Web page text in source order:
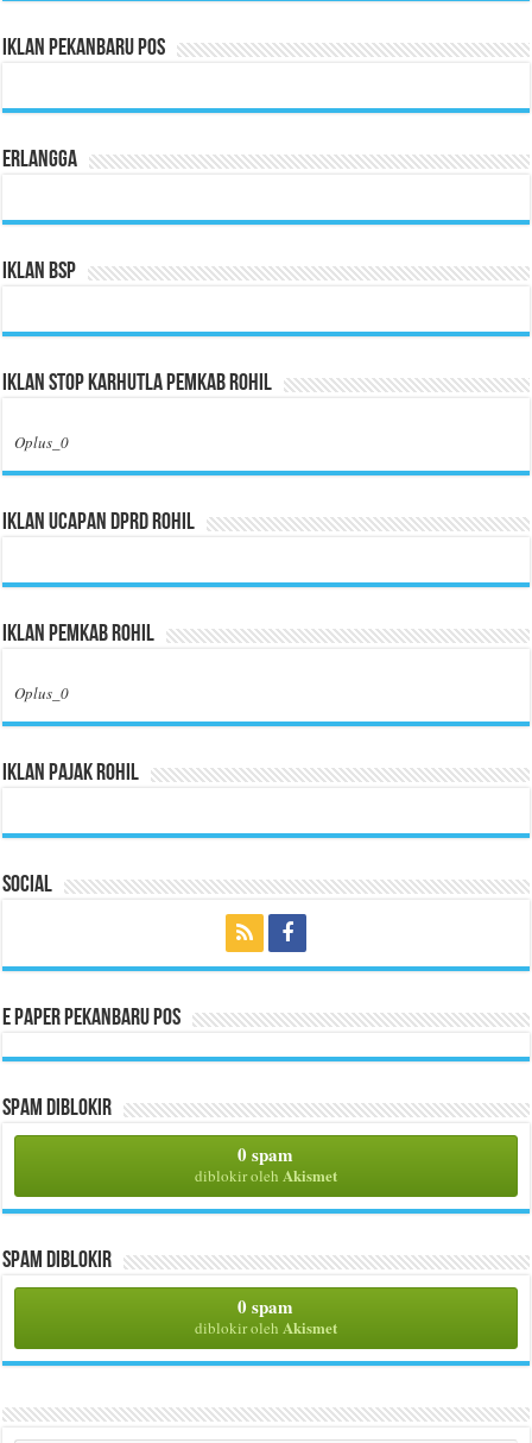
Iklan Pekanbaru Pos
Erlangga
Iklan BSP
Iklan Stop Karhutla Pemkab Rohil
Oplus_0
Iklan Ucapan DPRD Rohil
Iklan Pemkab Rohil
Oplus_0
Iklan Pajak Rohil
Social
E Paper Pekanbaru Pos
Spam Diblokir
0 spam
diblokir oleh Akismet
Spam Diblokir
0 spam
diblokir oleh Akismet